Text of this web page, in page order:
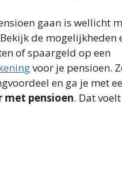
gaan is wellicht
de mogelijkheden
of spaargeld op een
voor je pensioen.
en ga je met
met pensioen. Dat